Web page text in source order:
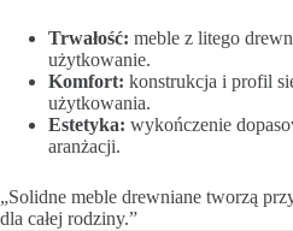
Trwałość: meble z litego
użytkowanie.
Komfort: konstrukcja i profil
użytkowania.
Estetyka: wykończenie
aranżacji.
„Solidne meble drewniane tworzą
dla całej rodziny.”